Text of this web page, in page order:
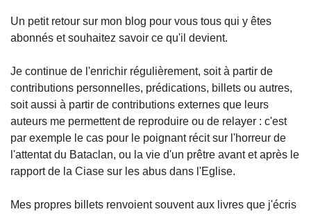
Un petit retour sur mon blog pour vous tous qui y êtes
abonnés et souhaitez savoir ce qu'il devient.
Je continue de l'enrichir régulièrement, soit à partir de
contributions personnelles, prédications, billets ou autres,
soit aussi à partir de contributions externes que leurs
auteurs me permettent de reproduire ou de relayer : c'est
par exemple le cas pour le poignant récit sur l'horreur de
l'attentat du Bataclan, ou la vie d'un prêtre avant et après le
rapport de la Ciase sur les abus dans l'Eglise.
Mes propres billets renvoient souvent aux livres que j'écris